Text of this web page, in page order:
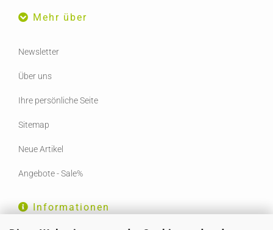
Mehr über
Newsletter
Über uns
Ihre persönliche Seite
Sitemap
Neue Artikel
Angebote - Sale%
Informationen